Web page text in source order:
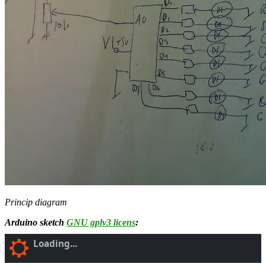
Princip diagram
Arduino sketch GNU gplv3 licens: